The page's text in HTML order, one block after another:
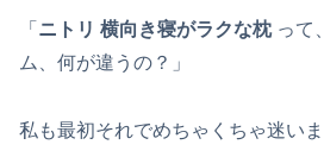
「 ニトリ 横向き寝がラクな枕 って
ム、何が違うの？」
私も最初それでめちゃくちゃ迷い